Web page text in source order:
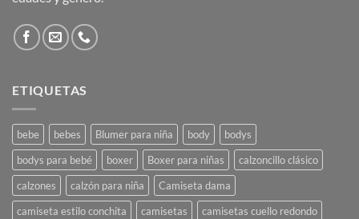
ETIQUETAS
bebe bebes Blumer para niña body
bodys
bodys para bebé
boxer Boxer para niñas
calzoncillo clásico
calzones
calzón para niña
Camiseta dama
camiseta estilo conchita
camisetas
camisetas cuello redondo